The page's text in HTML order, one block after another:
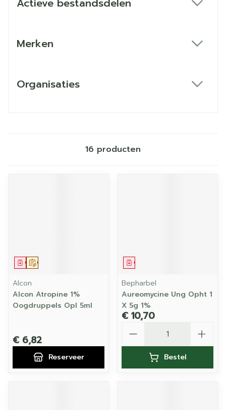
Actieve bestandsdelen
Merken
Organisaties
16 producten
Op voorschrift
Geneesmiddel
Alcon
Alcon Atropine 1%
Oogdruppels Opl 5ml
€ 6,82
Reserveer
Geneesmiddel
Bepharbel
Aureomycine Ung Opht 1
X 5g 1%
€ 10,70
Bestel